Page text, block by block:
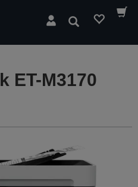
Hledat
ET-M3170